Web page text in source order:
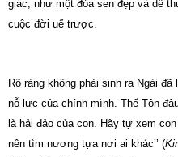
giác, như một đóa sen đẹp và dễ
cuộc đời uế trược.
Rõ ràng không phải sinh ra Ngài
nỗ lực của chính mình. Thế Tôn
là hải đảo của con. Hãy tự xem
nên tìm nương tựa nơi ai khác’’ (